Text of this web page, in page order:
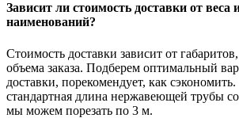
Зависит ли стоимость доставки от веса
наименований?
Стоимость доставки зависит от
объема заказа. Подберем оптимальный
доставки, порекомендует, как
стандартная длина нержавеющей трубы
мы можем порезать по 3 м.